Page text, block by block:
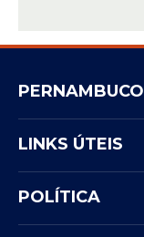
PERNAMBUCO
LINKS ÚTEIS
POLÍTICA